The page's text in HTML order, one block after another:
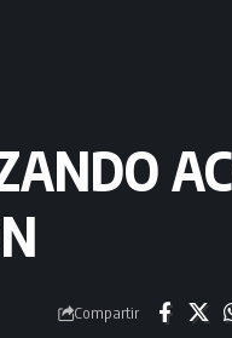
Compartir